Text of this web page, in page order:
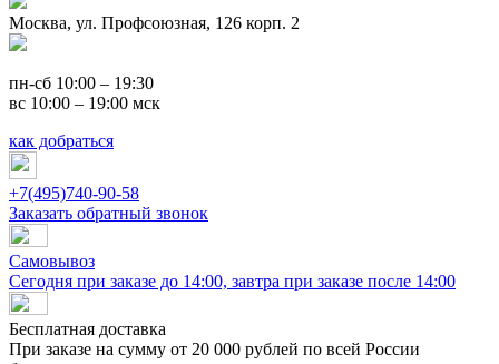
Москва, ул. Профсоюзная, 126 корп. 2
пн-сб 10:00 – 19:30
вс 10:00 – 19:00 мск
как добраться
+7(495)740-90-58
Заказать обратный звонок
Самовывоз
Сегодня при заказе до 14:00, завтра при заказе после 14:00
Бесплатная доставка
При заказе на сумму от 20 000 рублей по всей России